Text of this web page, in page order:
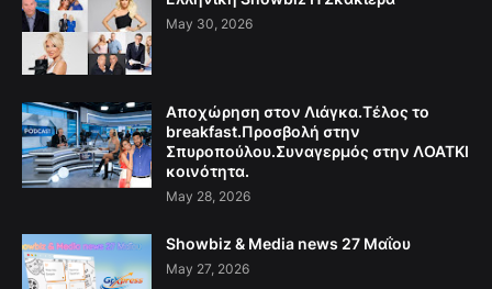
May 30, 2026
Αποχώρηση στον Λιάγκα.Τέλος το
breakfast.Προσβολή στην
Σπυροπούλου.Συναγερμός στην ΛΟΑΤΚΙ
κοινότητα.
May 28, 2026
Showbiz & Media news 27 Μαΐου
May 27, 2026